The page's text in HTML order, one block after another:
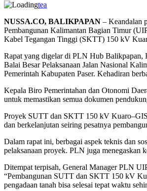
tea
NUSSA.CO, BALIKPAPAN – Keandalan
Pembangunan Kalimantan Bagian Timur
Kabel Tegangan Tinggi (SKTT) 150 kV
Rapat yang digelar di PLN Hub Balikpapan,
Balai Besar Pelaksanaan Jalan Nasional
Pemerintah Kabupaten Paser. Kehadiran
Kepala Biro Pemerintahan dan Otonomi
untuk memastikan semua dokumen
Proyek SUTT dan SKTT 150 kV
dan berkelanjutan seiring pesatnya
Dalam rapat ini, berbagai aspek teknis dan
pelaksanaan proyek. PLN juga menegaskan
Ditempat terpisah, General Manager PLN
“Pembangunan SUTT dan SKTT 150 kV
pengadaan tanah bisa selesai tepat waktu